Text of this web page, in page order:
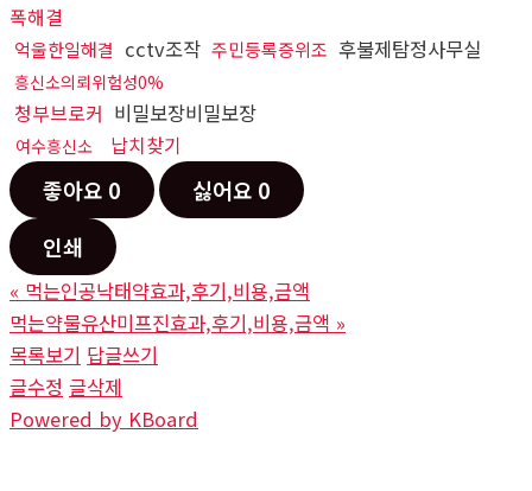
폭해결
억울한일해결 cctv조작 주민등록증위조 후불제탐정사무실
흥신소의뢰위험성0%
청부브로커 비밀보장비밀보장
여수흥신소 납치찾기
좋아요 0 싫어요 0
인쇄
« 먹는인공낙태약효과,후기,비용,금액
먹는약물유산미프진효과,후기,비용,금액 »
목록보기 답글쓰기
글수정 글삭제
Powered by KBoard